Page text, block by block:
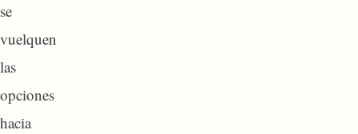
se
vuelquen
las
opciones
hacia